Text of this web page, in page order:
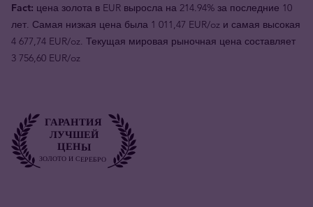
Fact: цена золота в EUR выросла на 214.94% за последние 10
лет. Самая низкая цена была 1 011,47 EUR/oz и самая высокая
4 677,74 EUR/oz. Текущая мировая рыночная цена составляет
3 756,60 EUR/oz